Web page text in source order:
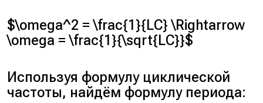
$\omega^2 = \frac{1}{LC} \Rightarrow
\omega = \frac{1}{\sqrt{LC}}$
Используя формулу циклической
частоты, найдём формулу периода: